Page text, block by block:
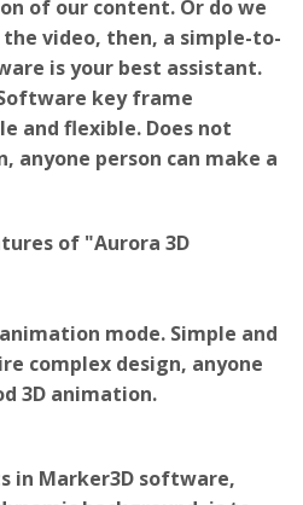
video, then, a simple-to-
is your best assistant.
key frame
and flexible. Does not
anyone person can make a
mode. Simple and
complex design, anyone
3D animation.
in Marker3D software,
background, is to